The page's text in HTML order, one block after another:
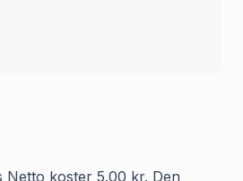
Netto koster 5.00 kr. Den